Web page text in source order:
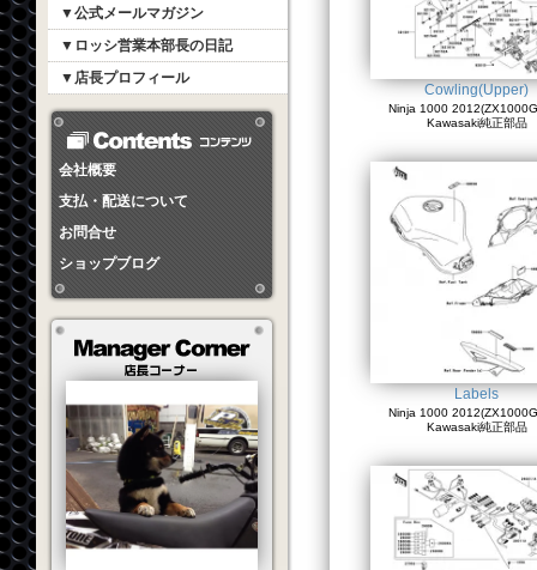
▼公式メールマガジン
▼ロッシ営業本部長の日記
▼店長プロフィール
会社概要
支払・配送について
お問合せ
ショップブログ
Cowling(Upper)
Ninja 1000
Kawasaki純正部品
Labels
Ninja 1000
Kawasaki純正部品